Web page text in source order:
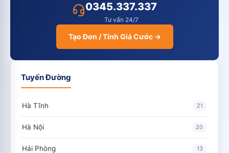
0345.337.337
Tư vấn 24/7
Tạo Đơn / Tính Giá Cước →
Tuyến Đường
Hà Tĩnh 21
Hà Nội 20
Hải Phòng 13